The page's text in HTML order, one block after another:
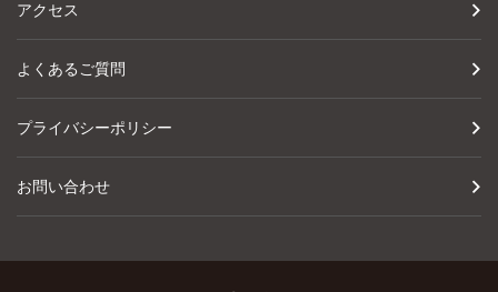
アクセス
よくあるご質問
プライバシーポリシー
お問い合わせ